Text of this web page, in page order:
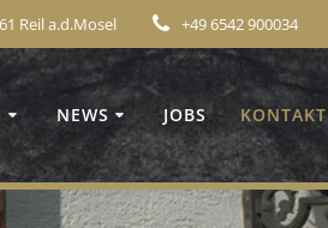
Reil a.d.Mosel +49 6542 900034
NEWS JOBS KONTAKT